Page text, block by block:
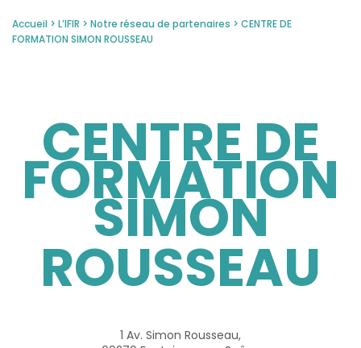
Accueil > L’IFIR > Notre réseau de partenaires > CENTRE DE
FORMATION SIMON ROUSSEAU
CENTRE DE
FORMATION
SIMON
ROUSSEAU
1 Av. Simon Rousseau,